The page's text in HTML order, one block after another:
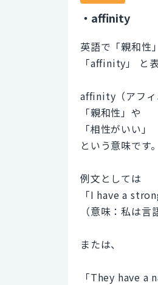
・affinity
英語で「親和性
「affinity」 と
affinity（アフィ
「親和性」や
「相性がいい」
という意味です。
例文としては
「I have a
（意味：私は
または、
「They have